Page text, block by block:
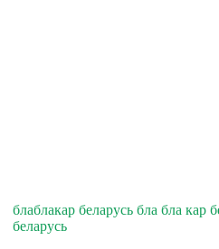
блаблакар беларусь бла бла кар
беларусь